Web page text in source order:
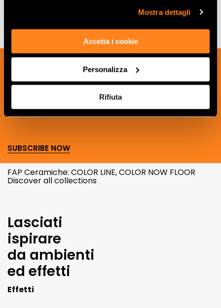
Mostra dettagli
Accetta i cookie
Personalizza
Rifiuta
Sign up to our newsletter to receive
news, updates and ideas creatives from
the world of ceramics and interior
SUBSCRIBE NOW
FAP Ceramiche: COLOR LINE, COLOR NOW FLOOR
Discover all collections
Lasciati
ispirare
da ambienti
ed effetti
Effetti